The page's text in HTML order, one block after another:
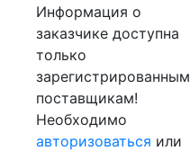
Информация о
заказчике доступна
только
зарегистрированным
поставщикам!
Необходимо
авторизоваться или